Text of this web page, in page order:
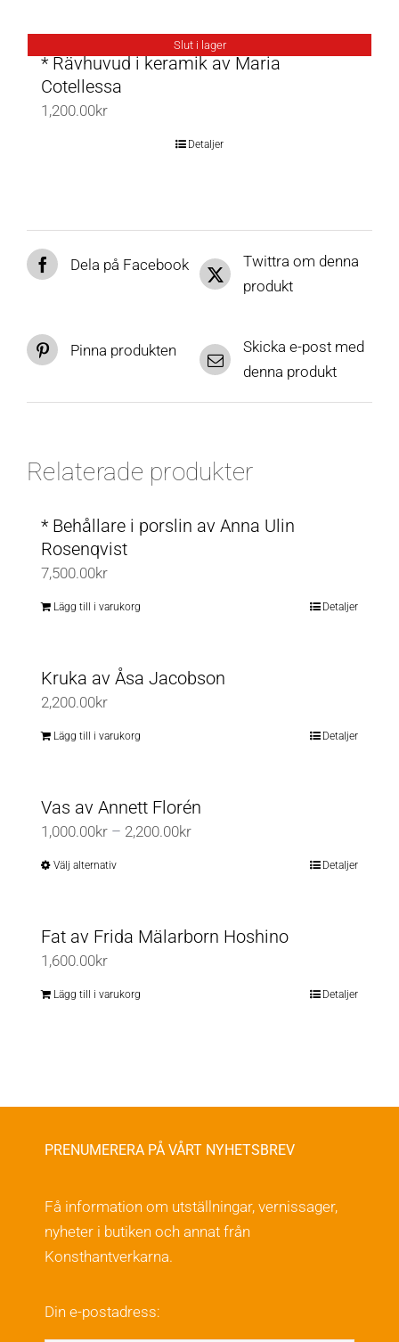
Slut i lager
* Rävhuvud i keramik av Maria
Cotellessa
1,200.00kr
Detaljer
Dela på Facebook
Twittra om denna
produkt
Pinna produkten
Skicka e-post med
denna produkt
Relaterade produkter
* Behållare i porslin av Anna Ulin
Rosenqvist
7,500.00kr
Lägg till i varukorg Detaljer
Kruka av Åsa Jacobson
2,200.00kr
Lägg till i varukorg Detaljer
Vas av Annett Florén
1,000.00kr – 2,200.00krPrisintervall:
Välj alternativDen
har
varianter.
på
Detaljer
Fat av Frida Mälarborn Hoshino
1,600.00kr
Lägg till i varukorg Detaljer
PRENUMERERA PÅ VÅRT NYHETSBREV
Få information om utställningar, vernissager,
nyheter i butiken och annat från
Konsthantverkarna.
Din e-postadress: